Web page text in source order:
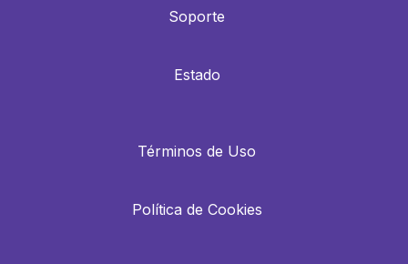
Soporte
Estado
Términos de Uso
Política de Cookies